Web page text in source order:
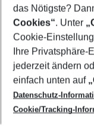
Footer
Footer navigation
Über uns
AGB
Cookie-
Cookie-Richtlinie
Datenschutz
Service & Hilfe
Barrierefreies
Check-in
Folgen Sie uns
das Nötigste?
Cookies“. Unter
Cookie-
Ihre Privatsphäre-
jederzeit ändern
einfach unten auf
Datenschutz-
Cookie/Tracking-